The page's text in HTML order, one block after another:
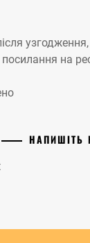
посилання на
НАПИШІТЬ